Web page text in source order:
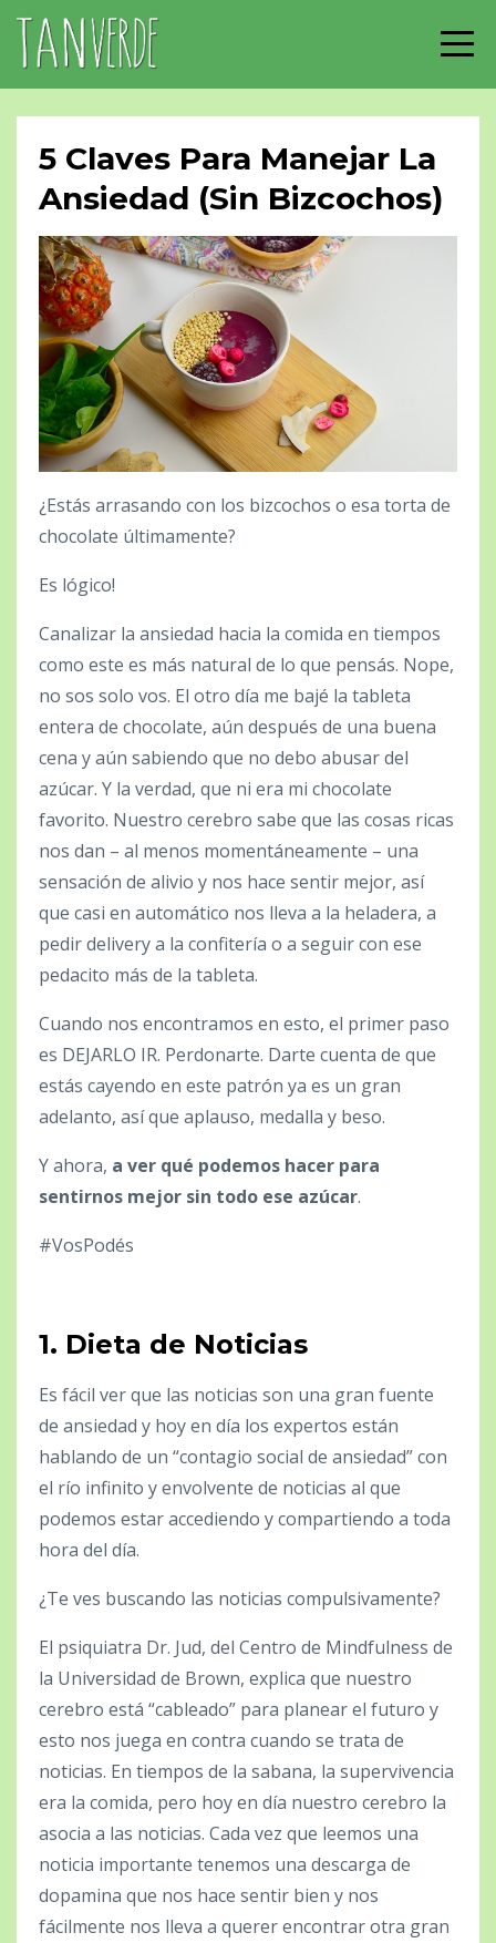
5 Claves Para Manejar La
Ansiedad (Sin Bizcochos)
¿Estás arrasando con los bizcochos o esa torta de
chocolate últimamente?
Es lógico!
Canalizar la ansiedad hacia la comida en tiempos
como este es más natural de lo que pensás. Nope,
no sos solo vos. El otro día me bajé la tableta
entera de chocolate, aún después de una buena
cena y aún sabiendo que no debo abusar del
azúcar. Y la verdad, que ni era mi chocolate
favorito. Nuestro cerebro sabe que las cosas ricas
nos dan – al menos momentáneamente – una
sensación de alivio y nos hace sentir mejor, así
que casi en automático nos lleva a la heladera, a
pedir delivery a la confitería o a seguir con ese
pedacito más de la tableta.
Cuando nos encontramos en esto, el primer paso
es DEJARLO IR. Perdonarte. Darte cuenta de que
estás cayendo en este patrón ya es un gran
adelanto, así que aplauso, medalla y beso.
Y ahora, a ver qué podemos hacer para
sentirnos mejor sin todo ese azúcar.
#VosPodés
1. Dieta de Noticias
Es fácil ver que las noticias son una gran fuente
de ansiedad y hoy en día los expertos están
hablando de un “contagio social de ansiedad” con
el río infinito y envolvente de noticias al que
podemos estar accediendo y compartiendo a toda
hora del día.
¿Te ves buscando las noticias compulsivamente?
El psiquiatra Dr. Jud, del Centro de Mindfulness de
la Universidad de Brown, explica que nuestro
cerebro está “cableado” para planear el futuro y
esto nos juega en contra cuando se trata de
noticias. En tiempos de la sabana, la supervivencia
era la comida, pero hoy en día nuestro cerebro la
asocia a las noticias. Cada vez que leemos una
noticia importante tenemos una descarga de
dopamina que nos hace sentir bien y nos
fácilmente nos lleva a querer encontrar otra gran